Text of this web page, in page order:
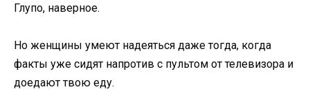
Глупо, наверное.
Но женщины умеют надеяться даже тогда, когда
факты уже сидят напротив с пультом от телевизора и
доедают твою еду.